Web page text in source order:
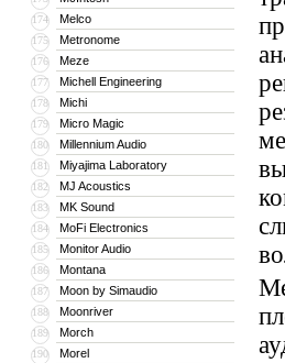
174 Melco
175 Metronome
176 Meze
177 Michell Engineering
178 Michi
179 Micro Magic
180 Millennium Audio
181 Miyajima Laboratory
182 MJ Acoustics
183 MK Sound
184 MoFi Electronics
185 Monitor Audio
186 Montana
187 Moon by Simaudio
188 Moonriver
189 Morch
190 Morel